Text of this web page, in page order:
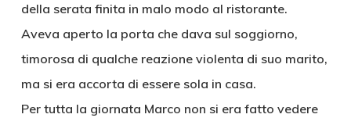
della serata finita in malo modo al ristorante.
Aveva aperto la porta che dava sul soggiorno,
timorosa di qualche reazione violenta di suo marito,
ma si era accorta di essere sola in casa.
Per tutta la giornata Marco non si era fatto vedere